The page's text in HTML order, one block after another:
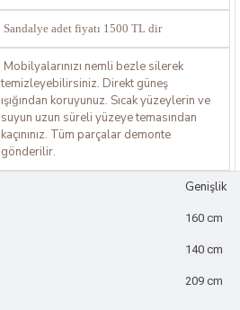
Sandalye adet fiyatı 1500 TL dir
Mobilyalarınızı nemli bezle silerek
temizleyebilirsiniz. Direkt güneş
ışığından koruyunuz. Sıcak yüzeylerin ve
suyun uzun süreli yüzeye temasından
kaçınınız. Tüm parçalar demonte
gönderilir.
Genişlik
160 cm
140 cm
209 cm